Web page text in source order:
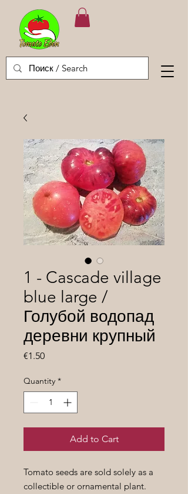
1 - Cascade village
blue large /
Голубой водопад
деревни крупный
€1.50Price
Quantity *
Add to Cart
Tomato seeds are sold solely as a
collectible or ornamental plant.